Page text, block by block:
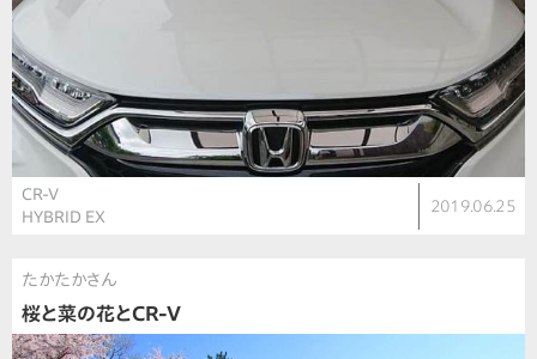
CR-V
HYBRID EX
2019.06.25
たかたかさん
桜と菜の花とCR-V